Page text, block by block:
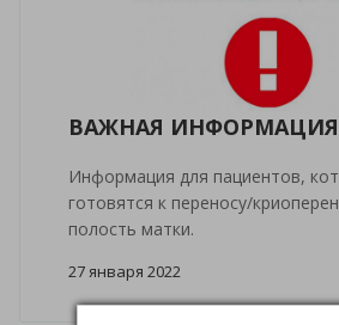
ВАЖНАЯ
Информация для пациентов,
готовятся к переносу/
полость матки.
27 января 2022